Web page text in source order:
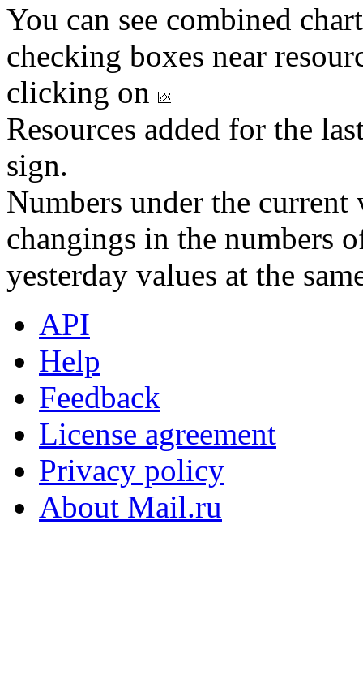
You can see combined
checking boxes near
clicking on
Resources added for the
sign.
Numbers under the
changings in the numbers
yesterday values at the
API
Help
Feedback
License agreement
Privacy policy
About Mail.ru